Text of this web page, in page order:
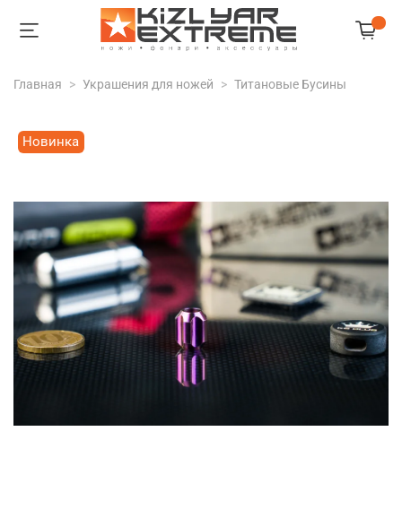
Главная Украшения для ножей Титановые Бусины
Новинка